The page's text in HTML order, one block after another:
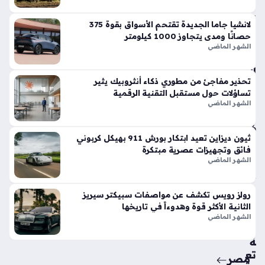
الأ
وا
الح
الي
ة
6
أيام
حق
ق
من
ة
تع
لانشيا جاما الجديدة تقتحم الأسواق بقوة 375
حصانًا ومدى يتجاوز 1000 كيلومتر
الشهر الماضي
تحذير مفاجئ من مطوري ذكاء أنثروبيك يثير
تساؤلات حول مستقبل التقنية الرقمية
الشهر الماضي
ثيون ديزاين تعيد ابتكار بورش 911 بهيكل كربوني
فائق وتجهيزات عصرية مبتكرة
الشهر الماضي
رولز رويس تكشف عن مواصفات سبيكتر سيريز
الثانية الأكثر قوة وهدوءاً في تاريخها
الشهر الماضي
مصر